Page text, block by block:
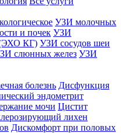
УЗИ молочных
и почек УЗИ
КГ) УЗИ сосудов шеи
слюнных желез УЗИ
болезнь Дисфункция
эндометрит
мочи Цистит
лихен
Дискомфорт при половых